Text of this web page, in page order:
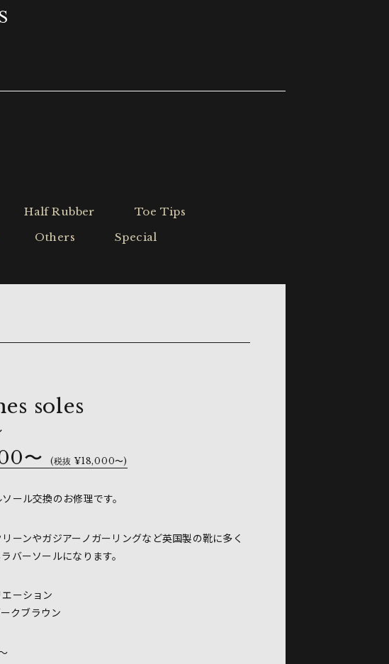
Half Rubber
Toe Tips
Others Special
soles
〜 (税抜 ¥18,000〜)
ール交換のお修理です。
ーンやガジアーノガーリングなど英国製の靴に多く
バーソールになります。
エーション
クブラウン